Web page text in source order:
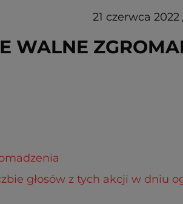
21 czerwca 2022
WALNE
głosów z tych akcji w dniu